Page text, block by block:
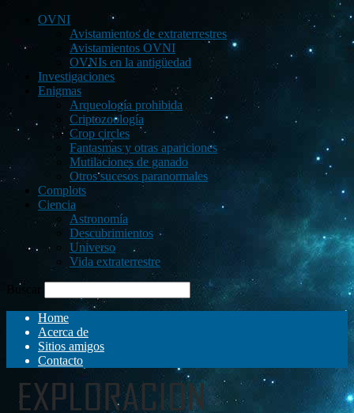
OVNI
Avistamientos de extraterrestres
Avistamientos OVNI
OVNIs en la antigüedad
Investigaciones
Enigmas
Arqueología prohibida
Criptozoología
Crop circles
Fantasmas y otras apariciones
Mutilaciones de ganado
Otros sucesos paranormales
Complots
Ciencia
Astronomía
Descubrimientos
Universo
Vida extraterrestre
Buscar
Home
Acerca de
Sitios amigos
Contacto